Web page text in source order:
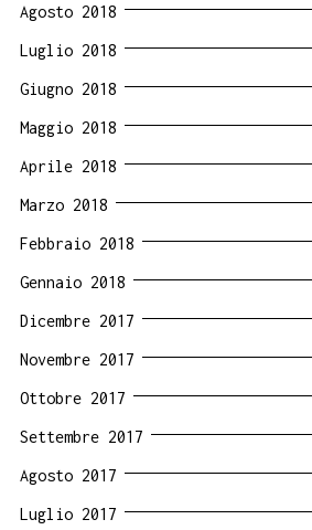
Agosto 2018
Luglio 2018
Giugno 2018
Maggio 2018
Aprile 2018
Marzo 2018
Febbraio 2018
Gennaio 2018
Dicembre 2017
Novembre 2017
Ottobre 2017
Settembre 2017
Agosto 2017
Luglio 2017